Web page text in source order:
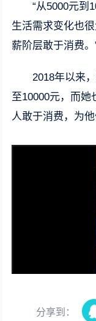
“从5000元到
生活需求变化也
薪阶层敢于消费。
2018年以来
至10000元，而她
人敢于消费，为
分享到：